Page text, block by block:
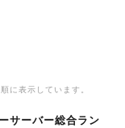
に表示しています。
サーバー総合ラン